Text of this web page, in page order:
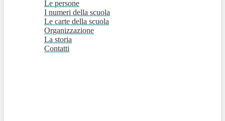
Le persone
I numeri della scuola
Le carte della scuola
Organizzazione
La storia
Contatti